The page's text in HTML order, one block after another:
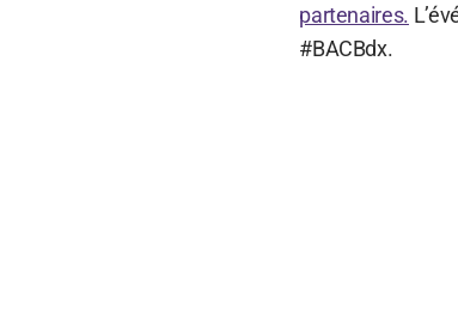
partenaires.
#BACBdx.